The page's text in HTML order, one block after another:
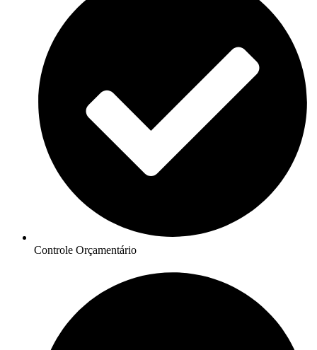
Controle Orçamentário